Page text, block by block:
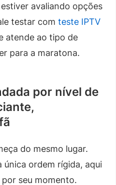
avaliando opções
testar com teste IPTV
atende ao tipo de
para a maratona.
por nível de
do mesmo lugar.
única ordem rígida, aqui
seu momento.